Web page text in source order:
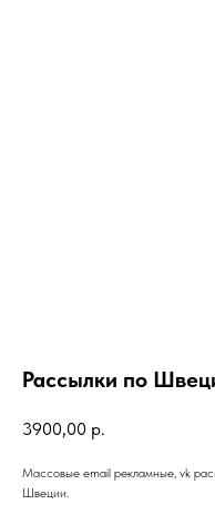
Рассылки по
3900,00 р.
Массовые email рекламные, vk
Швеции.